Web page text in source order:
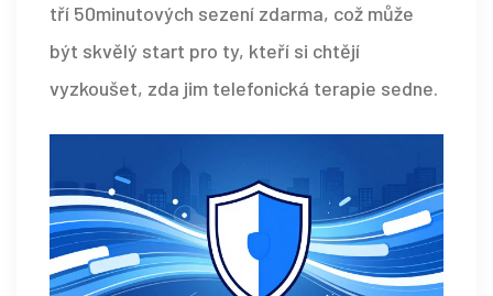
tří 50minutových sezení zdarma, což může
být skvělý start pro ty, kteří si chtějí
vyzkoušet, zda jim telefonická terapie sedne.